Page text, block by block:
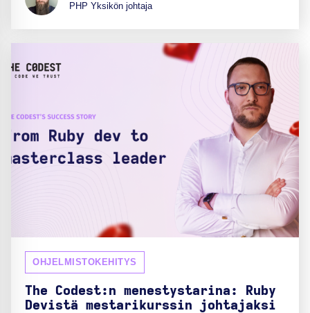
PHP Yksikön johtaja
OHJELMISTOKEHITYS
The Codest:n menestystarina: Ruby
Devistä mestarikurssin johtajaksi